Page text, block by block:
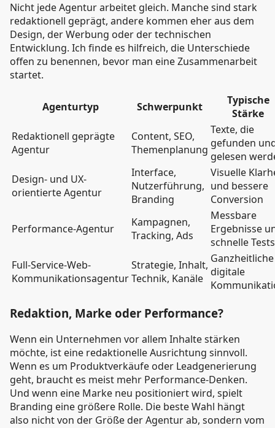
Nicht jede Agentur arbeitet gleich. Manche sind stark
redaktionell geprägt, andere kommen eher aus dem
Design, der Werbung oder der technischen
Entwicklung. Ich finde es hilfreich, die Unterschiede
offen zu benennen, bevor man eine Zusammenarbeit
startet.
Agenturtyp Schwerpunkt
Typische
Stärke
Redaktionell geprägte
Agentur
Content, SEO,
Themenplanung
Texte, die
gefunden
gelesen
Design- und UX-
orientierte Agentur
Interface,
Nutzerführung,
Branding
Visuelle
und bessere
Conversion
Performance-Agentur
Kampagnen,
Tracking, Ads
Messbare
Ergebnisse
schnelle Tests
Full-Service-Web-
Kommunikationsagentur
Strategie, Inhalt,
Technik, Kanäle
Ganzheitliche
digitale
Redaktion, Marke oder Performance?
Wenn ein Unternehmen vor allem Inhalte stärken
möchte, ist eine redaktionelle Ausrichtung sinnvoll.
Wenn es um Produktverkäufe oder Leadgenerierung
geht, braucht es meist mehr Performance-Denken.
Und wenn eine Marke neu positioniert wird, spielt
Branding eine größere Rolle. Die beste Wahl hängt
also nicht von der Größe der Agentur ab, sondern vom